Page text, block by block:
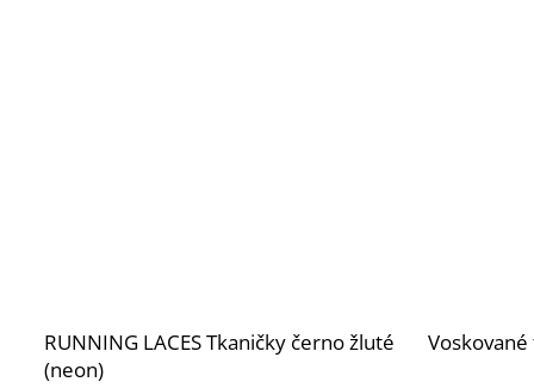
RUNNING LACES Tkaničky černo žluté
(neon)